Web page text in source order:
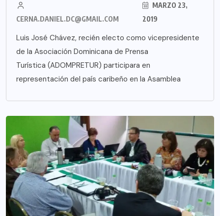
CERNA.DANIEL.DC@GMAIL.COM
MARZO 23,
2019
Luis José Chávez, recién electo como vicepresidente
de la Asociación Dominicana de Prensa
Turística (ADOMPRETUR) participara en
representación del país caribeño en la Asamblea